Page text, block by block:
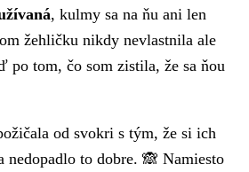
, kulmy sa na ňu ani len
žehličku nikdy nevlastnila ale
po tom, čo som zistila, že sa ňou
od svokri s tým, že si ich
nedopadlo to dobre. 🙈 Namiesto